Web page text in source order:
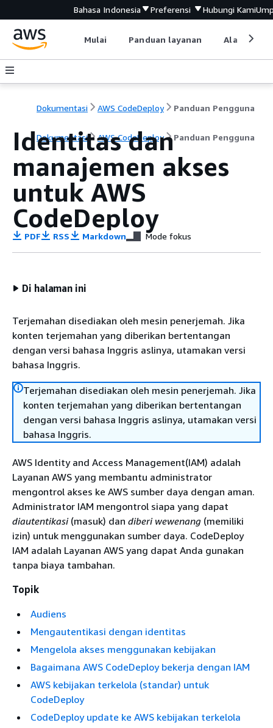
Bahasa Indonesia Preferensi Hubungi Kami
Mulai Panduan layanan Alat
Dokumentasi AWS CodeDeploy Panduan Pengguna
Dokumentasi AWS CodeDeploy Panduan Pengguna
Identitas dan
manajemen akses
untuk AWS
CodeDeploy
PDF RSS Markdown Mode fokus
Di halaman ini
Terjemahan disediakan oleh mesin penerjemah. Jika
konten terjemahan yang diberikan bertentangan
dengan versi bahasa Inggris aslinya, utamakan versi
bahasa Inggris.
Terjemahan disediakan oleh mesin penerjemah. Jika
konten terjemahan yang diberikan bertentangan
dengan versi bahasa Inggris aslinya, utamakan versi
bahasa Inggris.
AWS Identity and Access Management(IAM) adalah
Layanan AWS yang membantu administrator
mengontrol akses ke AWS sumber daya dengan aman.
Administrator IAM mengontrol siapa yang dapat
diautentikasi(masuk) dan diberi wewenang (memiliki
izin) untuk menggunakan sumber daya. CodeDeploy
IAM adalah Layanan AWS yang dapat Anda gunakan
tanpa biaya tambahan.
Topik
Audiens
Mengautentikasi dengan identitas
Mengelola akses menggunakan kebijakan
Bagaimana AWS CodeDeploy bekerja dengan IAM
AWS kebijakan terkelola (standar) untuk
CodeDeploy
CodeDeploy update ke AWS kebijakan terkelola